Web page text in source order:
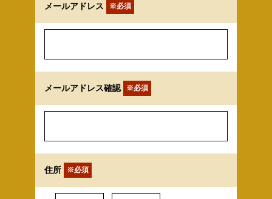
メールアドレス ※必須
メールアドレス確認 ※必須
住所 ※必須